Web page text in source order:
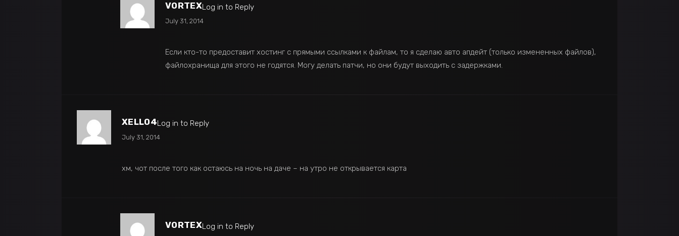
VORTEXLog in to Reply
July 31, 2014
Если кто-то предоставит хостинг с прямыми ссылками к файлам, то я сделаю авто апдейт (только измененных файлов),
файлохранища для этого не годятся. Могу делать патчи, но они будут выходить с задержками.
XELLO4Log in to Reply
July 31, 2014
хм, чот после того как остаюсь на ночь на даче – на утро не открывается карта
VORTEXLog in to Reply